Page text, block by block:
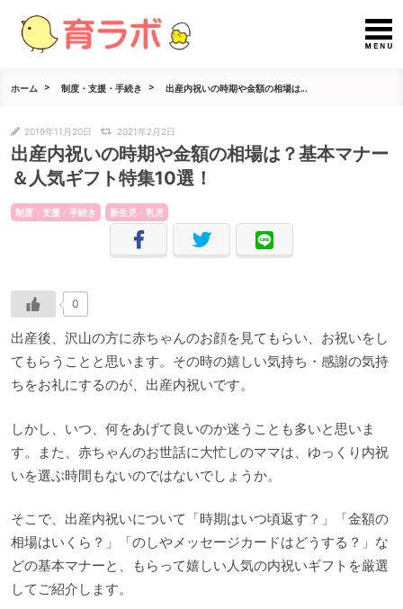
ホーム 制度・支援・手続き 出産内祝いの時期や金額の相場は...
2019年11月20日 2021年2月2日
出産内祝いの時期や金額の相場は？基本マナー
＆人気ギフト特集10選！
制度・支援・手続き 新生児・乳児
0
出産後、沢山の方に赤ちゃんのお顔を見てもらい、お祝いをし
てもらうことと思います。その時の嬉しい気持ち・感謝の気持
ちをお礼にするのが、出産内祝いです。
しかし、いつ、何をあげて良いのか迷うことも多いと思いま
す。また、赤ちゃんのお世話に大忙しのママは、ゆっくり内祝
いを選ぶ時間もないのではないでしょうか。
そこで、出産内祝いについて「時期はいつ頃返す？」「金額の
相場はいくら？」「のしやメッセージカードはどうする？」な
どの基本マナーと、もらって嬉しい人気の内祝いギフトを厳選
してご紹介します。